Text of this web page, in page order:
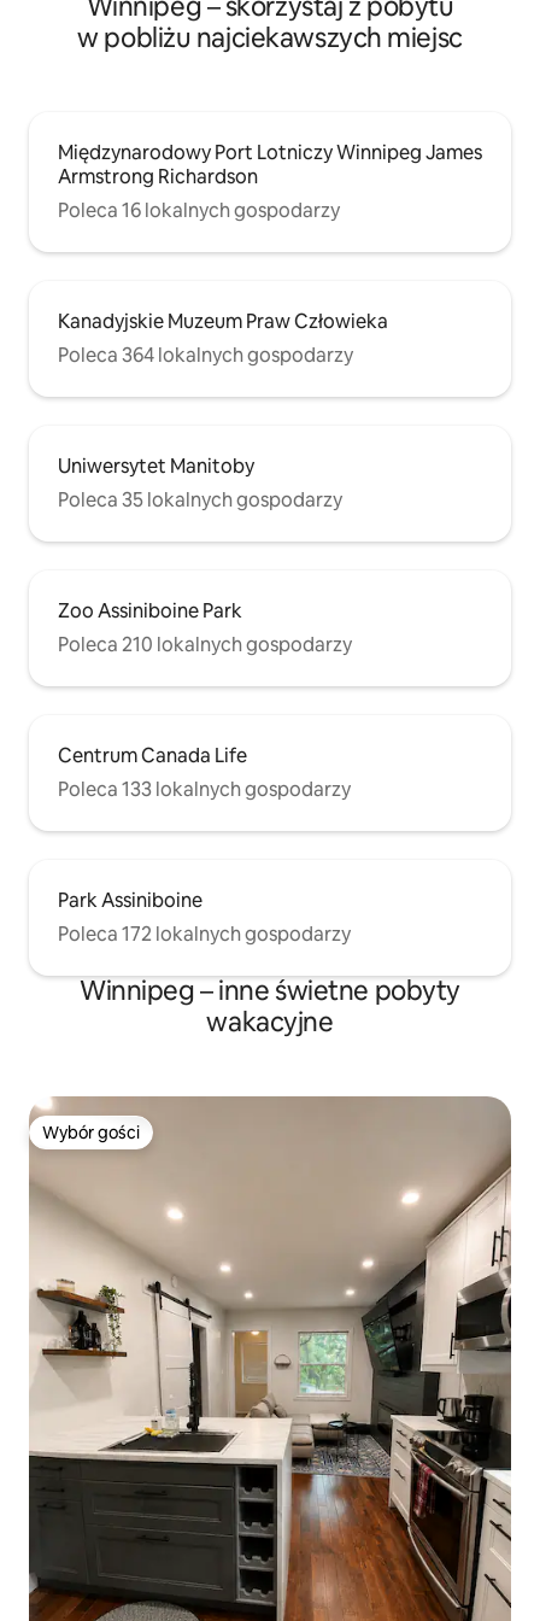
w pobliżu najciekawszych miejsc
Międzynarodowy Port Lotniczy Winnipeg James
Armstrong Richardson
Poleca 16 lokalnych gospodarzy
Kanadyjskie Muzeum Praw Człowieka
Poleca 364 lokalnych gospodarzy
Uniwersytet Manitoby
Poleca 35 lokalnych gospodarzy
Zoo Assiniboine Park
Poleca 210 lokalnych gospodarzy
Centrum Canada Life
Poleca 133 lokalnych gospodarzy
Park Assiniboine
Poleca 172 lokalnych gospodarzy
Winnipeg – inne świetne pobyty
wakacyjne
Wybór gości
Wybór gości